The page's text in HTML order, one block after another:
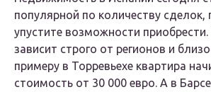
популярной по количеству
упустите возможности
зависит строго от регионов и
примеру в Торревьехе квартира
стоимость от 30 000 евро. А в